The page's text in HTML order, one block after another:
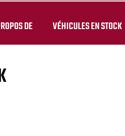
DE VÉHICULES EN STOCK